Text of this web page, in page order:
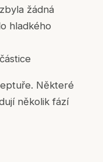
žádná
hladkého
Některé
několik fází